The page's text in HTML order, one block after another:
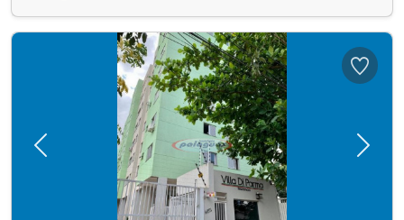
Previous Next